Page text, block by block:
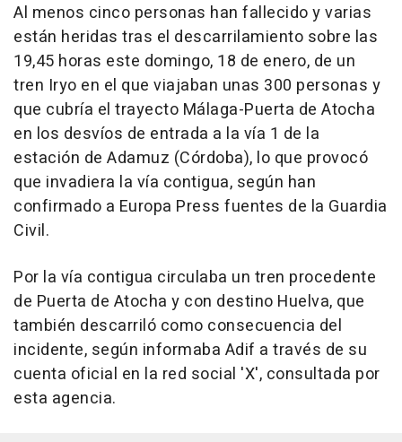
Al menos cinco personas han fallecido y varias
están heridas tras el descarrilamiento sobre las
19,45 horas este domingo, 18 de enero, de un
tren Iryo en el que viajaban unas 300 personas y
que cubría el trayecto Málaga-Puerta de Atocha
en los desvíos de entrada a la vía 1 de la
estación de Adamuz (Córdoba), lo que provocó
que invadiera la vía contigua, según han
confirmado a Europa Press fuentes de la Guardia
Civil.
Por la vía contigua circulaba un tren procedente
de Puerta de Atocha y con destino Huelva, que
también descarriló como consecuencia del
incidente, según informaba Adif a través de su
cuenta oficial en la red social 'X', consultada por
esta agencia.